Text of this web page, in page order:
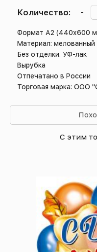
Количество: -
Формат А2 (440х600
Материал: мелованный
Без отделки. УФ-лак
Вырубка
Отпечатано в России
Торговая марка: ООО
С этим